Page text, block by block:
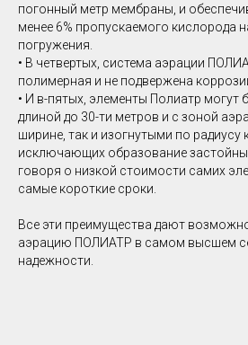
погонный метр мембраны, и
менее 6% пропускаемого кислорода
погружения.
• В четвертых, система аэрации
полимерная и не подвержена
• И в-пятых, элементы Полиатр могут
длиной до 30-ти метров и с зоной
ширине, так и изогнутыми по радиусу
исключающих образование
говоря о низкой стоимости самих
самые короткие сроки.
Все эти преимущества дают
аэрацию ПОЛИАТР в самом высшем
надежности.